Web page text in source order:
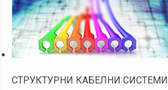
СТРУКТУРНИ КАБЕЛНИ СИСТЕМИ